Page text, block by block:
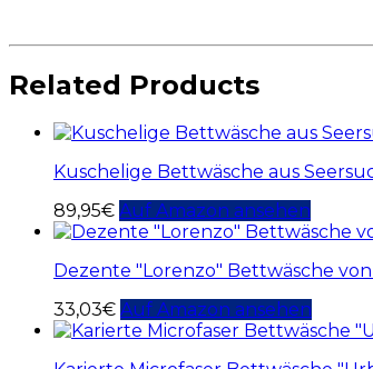
Related Products
Kuschelige Bettwäsche aus
89,95€ Auf Amazon ansehen
Dezente "Lorenzo" Bettwäsche
33,03€ Auf Amazon ansehen